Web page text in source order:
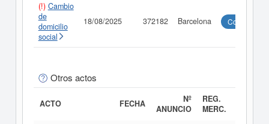
(!) Cambio
de
domicilio
social
18/08/2025 372182 Barcelona Consultar
Otros actos
ACTO FECHA
Nº
ANUNCIO
REG.
MERC.